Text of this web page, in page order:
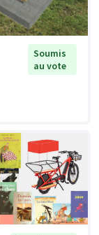
Soumis
au vote